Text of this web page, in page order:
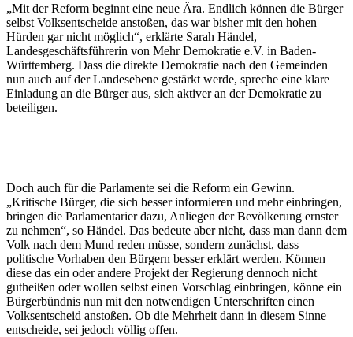
„Mit der Reform beginnt eine neue Ära. Endlich können die Bürger
selbst Volksentscheide anstoßen, das war bisher mit den hohen
Hürden gar nicht möglich“, erklärte Sarah Händel,
Landesgeschäftsführerin von Mehr Demokratie e.V. in Baden-
Württemberg. Dass die direkte Demokratie nach den Gemeinden
nun auch auf der Landesebene gestärkt werde, spreche eine klare
Einladung an die Bürger aus, sich aktiver an der Demokratie zu
beteiligen.
Doch auch für die Parlamente sei die Reform ein Gewinn.
„Kritische Bürger, die sich besser informieren und mehr einbringen,
bringen die Parlamentarier dazu, Anliegen der Bevölkerung ernster
zu nehmen“, so Händel. Das bedeute aber nicht, dass man dann dem
Volk nach dem Mund reden müsse, sondern zunächst, dass
politische Vorhaben den Bürgern besser erklärt werden. Können
diese das ein oder andere Projekt der Regierung dennoch nicht
gutheißen oder wollen selbst einen Vorschlag einbringen, könne ein
Bürgerbündnis nun mit den notwendigen Unterschriften einen
Volksentscheid anstoßen. Ob die Mehrheit dann in diesem Sinne
entscheide, sei jedoch völlig offen.